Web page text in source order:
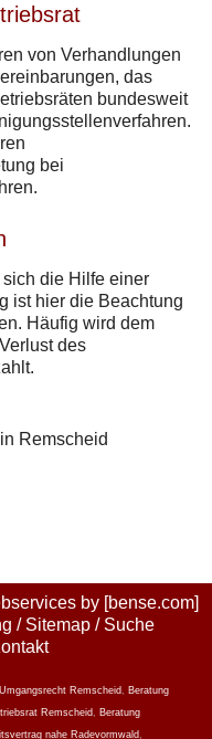
von Verhandlungen
das
bundesweit
bei
die Hilfe einer
ist hier die Beachtung
Häufig wird dem
des
Remscheid
by [bense.com]
/ Sitemap/ Suche
Umgangsrecht Remscheid
Beratung
Remscheid
Beratung
nahe Radevormwald